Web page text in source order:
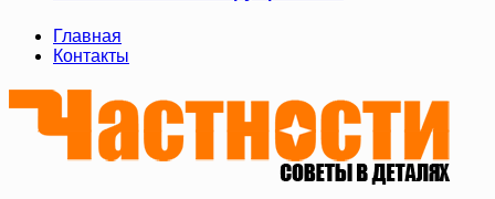
Главная
Контакты